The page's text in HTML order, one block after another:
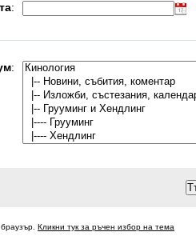
:
:
Кликни тук за ръчен избор на тема